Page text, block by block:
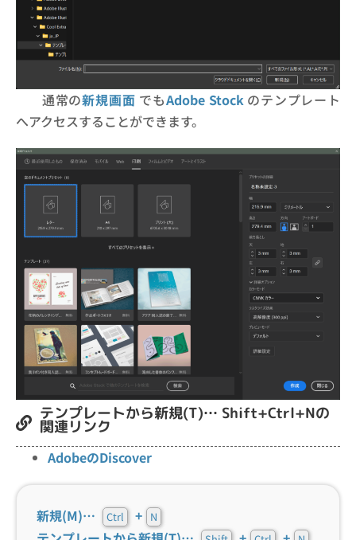
新規(M)… Ctrl + N
通常の新規画面 でもAdobe Stockのテンプレート
へアクセスすることができます。
テンプレートから新規(T)… Shift+Ctrl+Nの
関連リンク
AdobeのDiscover